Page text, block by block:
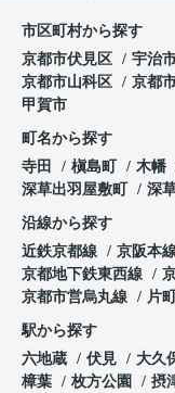
市区町村から探す
京都市伏見区
宇治
京都市山科区
京都
甲賀市
町名から探す
寺田
槇島町 木幡
深草出羽屋敷町
深
沿線から探す
近鉄京都線
京阪本
京都地下鉄東西線
京都市営烏丸線
片
駅から探す
六地蔵
伏見 大久
樟葉
枚方公園 摂